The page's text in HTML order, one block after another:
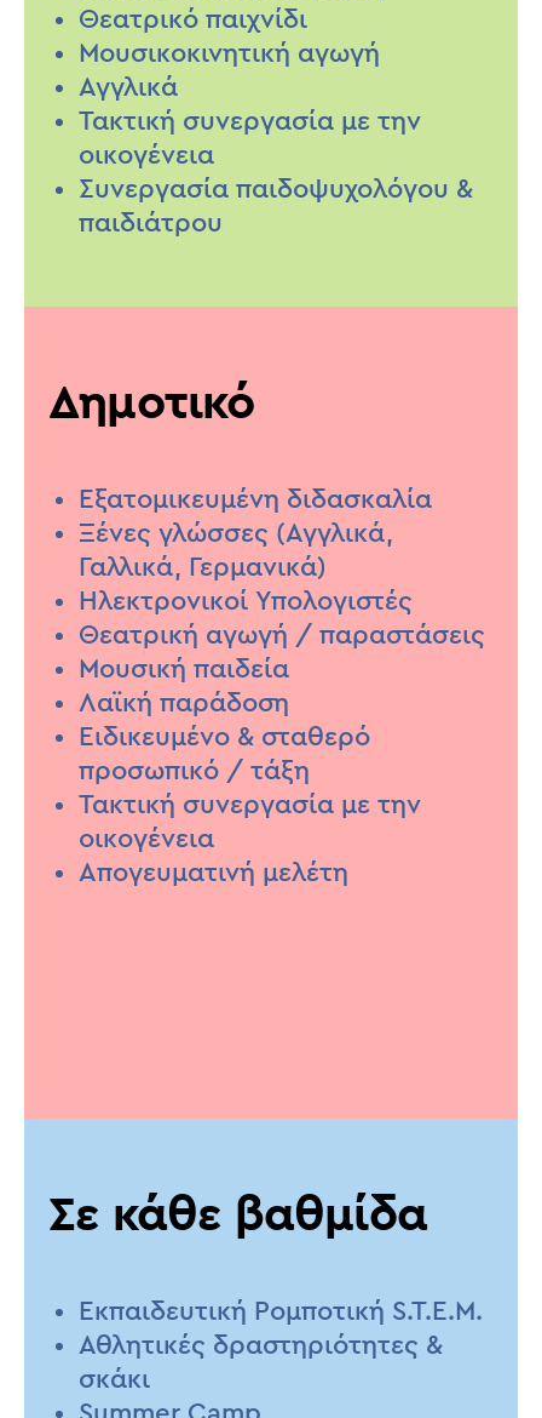
Θεατρικό παιχνίδι
Μουσικοκινητική αγωγή
Αγγλικά
Τακτική συνεργασία με την
οικογένεια
Συνεργασία παιδοψυχολόγου &
παιδιάτρου
Δημοτικό
Εξατομικευμένη διδασκαλία
Ξένες γλώσσες (Αγγλικά,
Γαλλικά, Γερμανικά)
Ηλεκτρονικοί Υπολογιστές
Θεατρική αγωγή / παραστάσεις
Μουσική παιδεία
Λαϊκή παράδοση
Ειδικευμένο & σταθερό
προσωπικό / τάξη
Τακτική συνεργασία με την
οικογένεια
Απογευματινή μελέτη
Σε κάθε βαθμίδα
Εκπαιδευτική Ρομποτική S.T.E.M.
Αθλητικές δραστηριότητες &
σκάκι